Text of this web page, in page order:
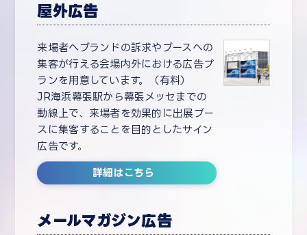
屋外広告
来場者へブランドの訴求やブースへの
集客が行える会場内外における広告プ
ランを用意しています。（有料）
JR海浜幕張駅から幕張メッセまでの
動線上で、来場者を効果的に出展ブー
スに集客することを目的としたサイン
広告です。
詳細はこちら
メールマガジン広告